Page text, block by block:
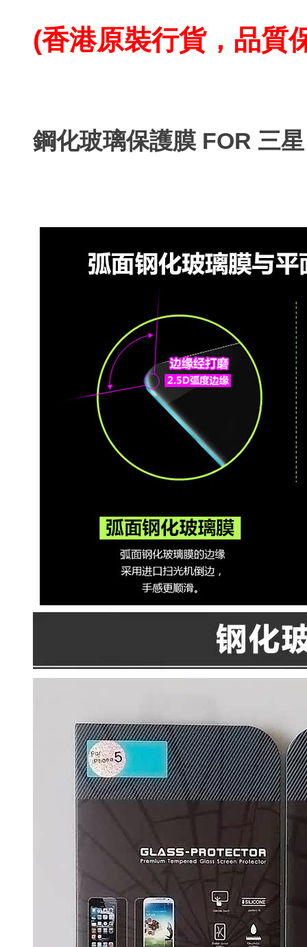
(香港原裝行貨，品質
鋼化玻璃保護膜 FOR 三